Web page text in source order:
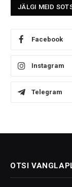
JÄLGI MEID
Facebook
Instagram
Telegram
OTSI